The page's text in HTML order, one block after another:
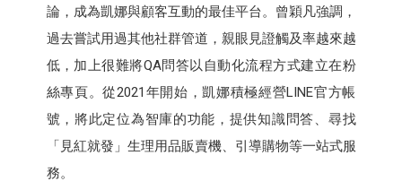
論，成為凱娜與顧客互動的最佳平台。曾穎凡強調，
過去嘗試用過其他社群管道，親眼見證觸及率越來越
低，加上很難將QA問答以自動化流程方式建立在粉
絲專頁。從2021年開始，凱娜積極經營LINE官方帳
號，將此定位為智庫的功能，提供知識問答、尋找
「見紅就發」生理用品販賣機、引導購物等一站式服
務。